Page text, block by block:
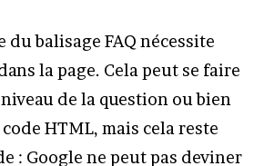
du balisage FAQ nécessite
la page. Cela peut se faire
de la question ou bien
HTML, mais cela reste
: Google ne peut pas deviner